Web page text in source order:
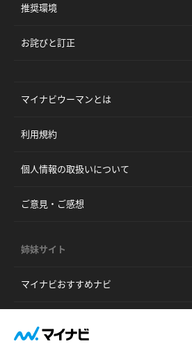
推奨環境
お詫びと訂正
マイナビウーマンとは
利用規約
個人情報の取扱いについて
ご意見・ご感想
姉妹サイト
マイナビおすすめナビ